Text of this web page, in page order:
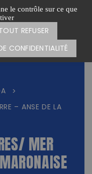
le contrôle sur ce que
REFUSER
CONFIDENTIALITÉ
Menu
UN DON
>
– ANSE DE LA
MER